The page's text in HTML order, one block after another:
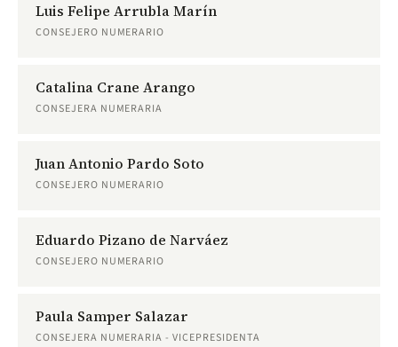
Luis Felipe Arrubla Marín
CONSEJERO NUMERARIO
Catalina Crane Arango
CONSEJERA NUMERARIA
Juan Antonio Pardo Soto
CONSEJERO NUMERARIO
Eduardo Pizano de Narváez
CONSEJERO NUMERARIO
Paula Samper Salazar
CONSEJERA NUMERARIA - VICEPRESIDENTA